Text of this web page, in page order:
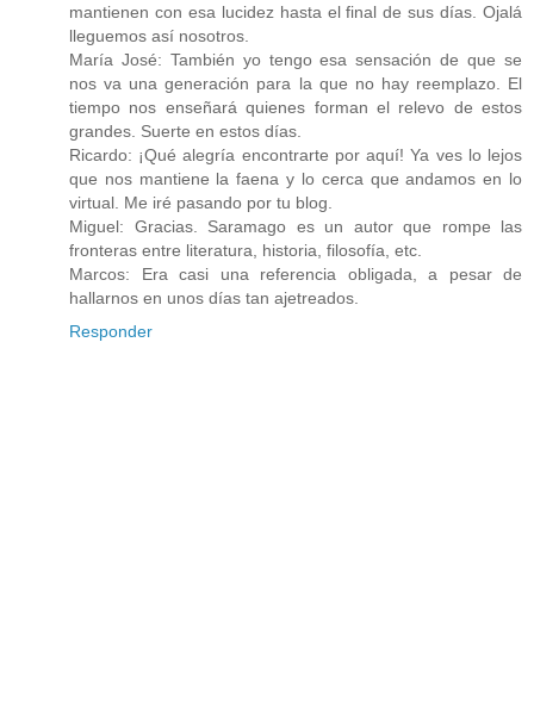
mantienen con esa lucidez hasta el final de sus días. Ojalá
lleguemos así nosotros.
María José: También yo tengo esa sensación de que se
nos va una generación para la que no hay reemplazo. El
tiempo nos enseñará quienes forman el relevo de estos
grandes. Suerte en estos días.
Ricardo: ¡Qué alegría encontrarte por aquí! Ya ves lo lejos
que nos mantiene la faena y lo cerca que andamos en lo
virtual. Me iré pasando por tu blog.
Miguel: Gracias. Saramago es un autor que rompe las
fronteras entre literatura, historia, filosofía, etc.
Marcos: Era casi una referencia obligada, a pesar de
hallarnos en unos días tan ajetreados.
Responder